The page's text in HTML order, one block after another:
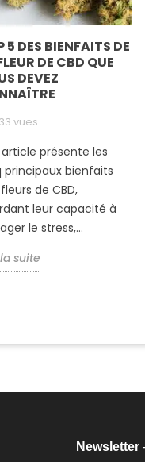
5 DES BIENFAITS DE
DE CBD QUE
DEVEZ
vues
présente les
principaux bienfaits
de CBD,
leur capacité à
le stress,...
suite
Newsletter